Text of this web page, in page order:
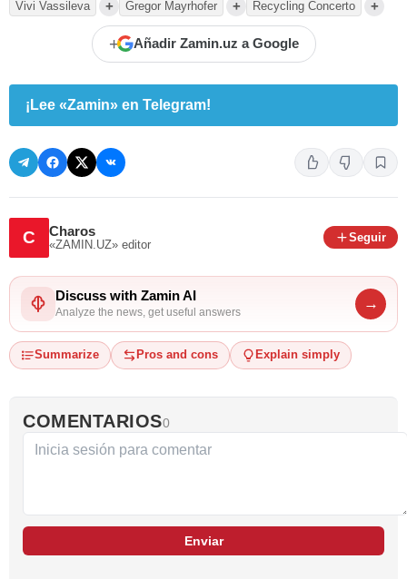
Vivi Vassileva + Gregor Mayrhofer + Recycling Concerto +
+ Añadir Zamin.uz a Google
¡Lee «Zamin» en Telegram!
C Charos
«ZAMIN.UZ» editor
Seguir
Discuss with Zamin AI
Analyze the news, get useful answers
→
Summarize Pros and cons Explain simply
COMENTARIOS0
Enviar